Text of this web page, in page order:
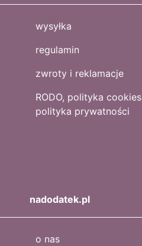
wysyłka
regulamin
zwroty i reklamacje
RODO, polityka cookies
polityka prywatności
nadodatek.pl
o nas